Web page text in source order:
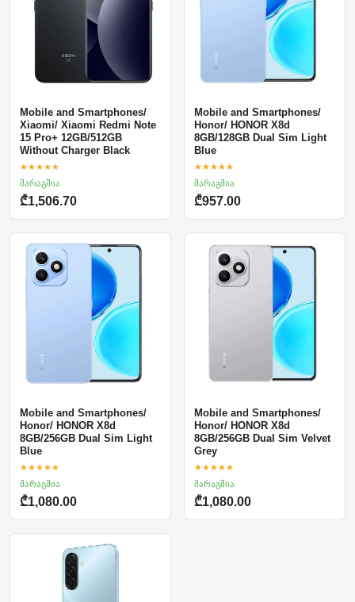
Mobile and Smartphones/
Xiaomi/ Xiaomi Redmi Note
15 Pro+ 12GB/512GB
Without Charger Black
★★★★★
მარაგშია
₾1,506.70
Mobile and Smartphones/
Honor/ HONOR X8d
8GB/128GB Dual Sim Light
Blue
★★★★★
მარაგშია
₾957.00
Mobile and Smartphones/
Honor/ HONOR X8d
8GB/256GB Dual Sim Light
Blue
★★★★★
მარაგშია
₾1,080.00
Mobile and Smartphones/
Honor/ HONOR X8d
8GB/256GB Dual Sim Velvet
Grey
★★★★★
მარაგშია
₾1,080.00